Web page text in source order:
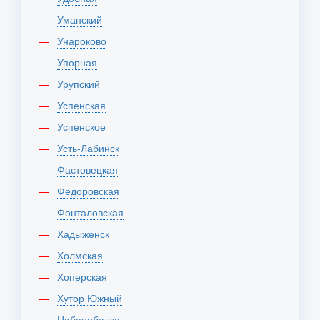
Уманский
Унароково
Упорная
Урупский
Успенская
Успенское
Усть-Лабинск
Фастовецкая
Федоровская
Фонталовская
Хадыженск
Холмская
Хоперская
Хутор Южный